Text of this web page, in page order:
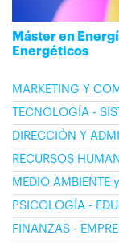
Máster en
Energéticos
MARKETING Y
TECNOLOGÍA -
DIRECCIÓN Y
RECURSOS
MEDIO AMBIENTE
PSICOLOGÍA -
FINANZAS -